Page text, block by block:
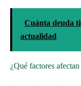
Cuánta deuda
actualidad
¿Qué factores